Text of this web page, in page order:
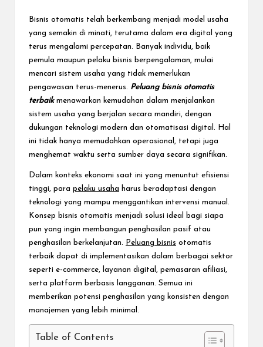
Bisnis otomatis telah berkembang menjadi model usaha
yang semakin di minati, terutama dalam era digital yang
terus mengalami percepatan. Banyak individu, baik
pemula maupun pelaku bisnis berpengalaman, mulai
mencari sistem usaha yang tidak memerlukan
pengawasan terus-menerus. Peluang bisnis otomatis
terbaik menawarkan kemudahan dalam menjalankan
sistem usaha yang berjalan secara mandiri, dengan
dukungan teknologi modern dan otomatisasi digital. Hal
ini tidak hanya memudahkan operasional, tetapi juga
menghemat waktu serta sumber daya secara signifikan.
Dalam konteks ekonomi saat ini yang menuntut efisiensi
tinggi, para pelaku usaha harus beradaptasi dengan
teknologi yang mampu menggantikan intervensi manual.
Konsep bisnis otomatis menjadi solusi ideal bagi siapa
pun yang ingin membangun penghasilan pasif atau
penghasilan berkelanjutan.
Peluang bisnis otomatis
terbaik dapat di implementasikan dalam berbagai sektor
seperti e-commerce, layanan digital, pemasaran afiliasi,
serta platform berbasis langganan. Semua ini
memberikan potensi penghasilan yang konsisten dengan
manajemen yang lebih minimal.
Table of Contents